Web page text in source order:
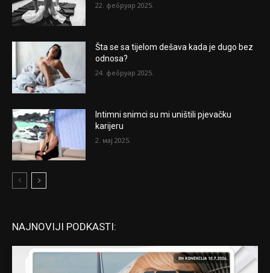
22. фебруар 2025.
Šta se sa tijelom dešava kada je dugo bez
odnosa?
24. фебруар 2025.
Intimni snimci su mi uništili pjevačku
karijeru
2. мај 2025.
NAJNOVIJI PODKASTI: